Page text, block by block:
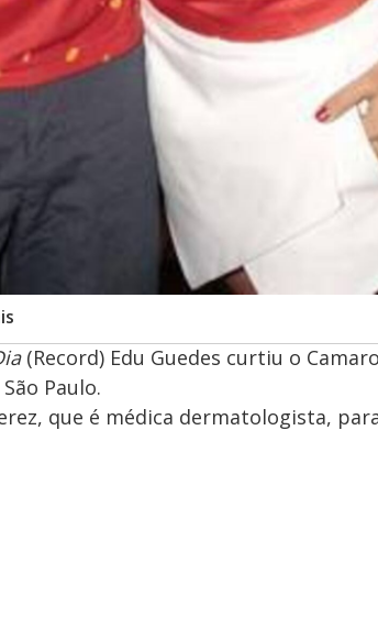
(Record) Edu Guedes curtiu o
Paulo.
que é médica dermatologista,